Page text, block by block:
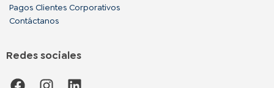
Pagos Clientes Corporativos
Contáctanos
Redes sociales
F I L